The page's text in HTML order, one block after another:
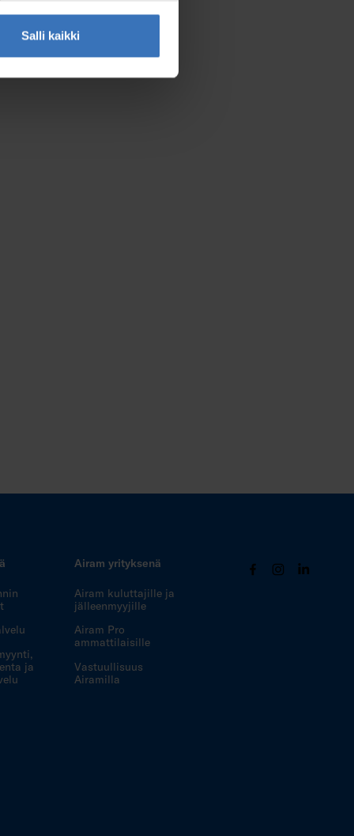
Salli kaikki
ja
Airam yrityksenä
Airam kuluttajille ja
jälleenmyyjille
Airam Pro
ammattilaisille
Vastuullisuus
Airamilla